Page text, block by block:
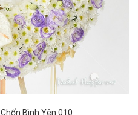
Bình Yên 010